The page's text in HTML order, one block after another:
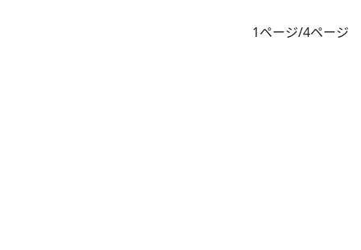
1ページ/4ページ